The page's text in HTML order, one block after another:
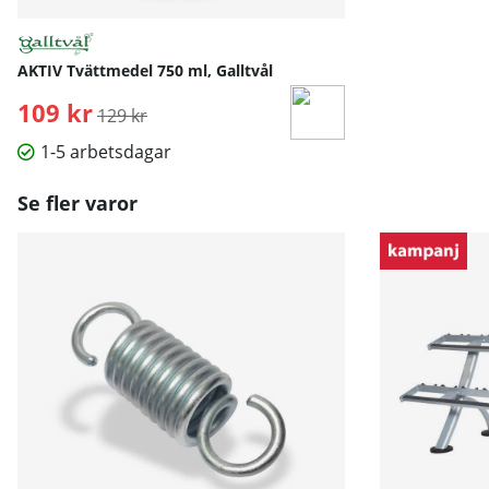
AKTIV Tvättmedel 750 ml, Galltvål
109 kr Ordinarie pris:
129 kr
1-5 arbetsdagar
Se fler varor